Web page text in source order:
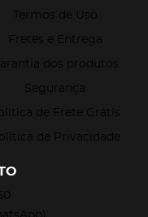
Termos de Uso
Fretes e Entrega
dos produtos
Segurança
de Frete Grátis
de Privacidade